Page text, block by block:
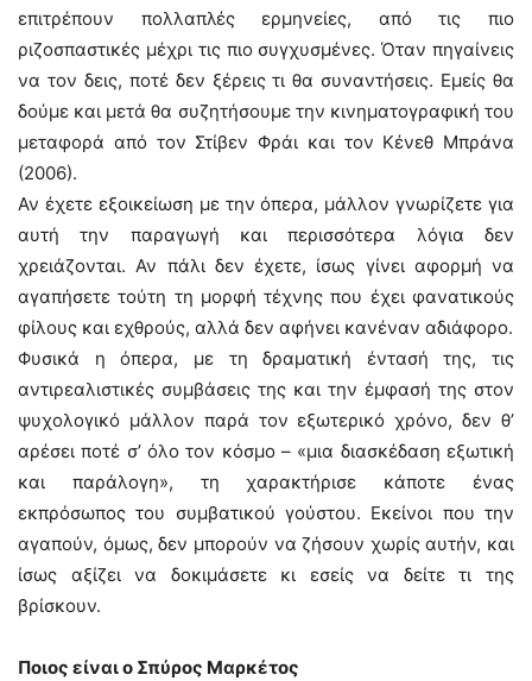
επιτρέπουν πολλαπλές ερμηνείες, από τις πιο
ριζοσπαστικές μέχρι τις πιο συγχυσμένες. Όταν πηγαίνεις
να τον δεις, ποτέ δεν ξέρεις τι θα συναντήσεις. Εμείς θα
δούμε και μετά θα συζητήσουμε την κινηματογραφική του
μεταφορά από τον Στίβεν Φράι και τον Κένεθ Μπράνα
(2006).
Αν έχετε εξοικείωση με την όπερα, μάλλον γνωρίζετε για
αυτή την παραγωγή και περισσότερα λόγια δεν
χρειάζονται. Αν πάλι δεν έχετε, ίσως γίνει αφορμή να
αγαπήσετε τούτη τη μορφή τέχνης που έχει φανατικούς
φίλους και εχθρούς, αλλά δεν αφήνει κανέναν αδιάφορο.
Φυσικά η όπερα, με τη δραματική έντασή της, τις
αντιρεαλιστικές συμβάσεις της και την έμφασή της στον
ψυχολογικό μάλλον παρά τον εξωτερικό χρόνο, δεν θ’
αρέσει ποτέ σ’ όλο τον κόσμο – «μια διασκέδαση εξωτική
και παράλογη», τη χαρακτήρισε κάποτε ένας
εκπρόσωπος του συμβατικού γούστου. Εκείνοι που την
αγαπούν, όμως, δεν μπορούν να ζήσουν χωρίς αυτήν, και
ίσως αξίζει να δοκιμάσετε κι εσείς να δείτε τι της
βρίσκουν.
Ποιος είναι ο Σπύρος Μαρκέτος